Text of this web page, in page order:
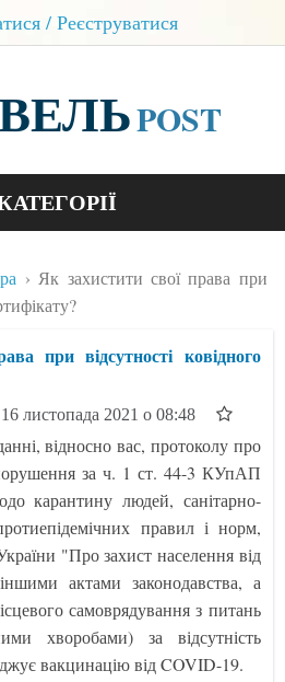
/ Реєструватися
POST
БЛОГИ
Як захистити свої права при
при відсутності ковідного
16 листопада 2021 о 08:48
відносно вас, протоколу про
за ч. 1 ст. 44-3 КУпАП
карантину людей, санітарно-
правил і норм,
"Про захист населення від
актами законодавства, а
самоврядування з питань
хворобами) за відсутність
вакцинацію від COVID-19.